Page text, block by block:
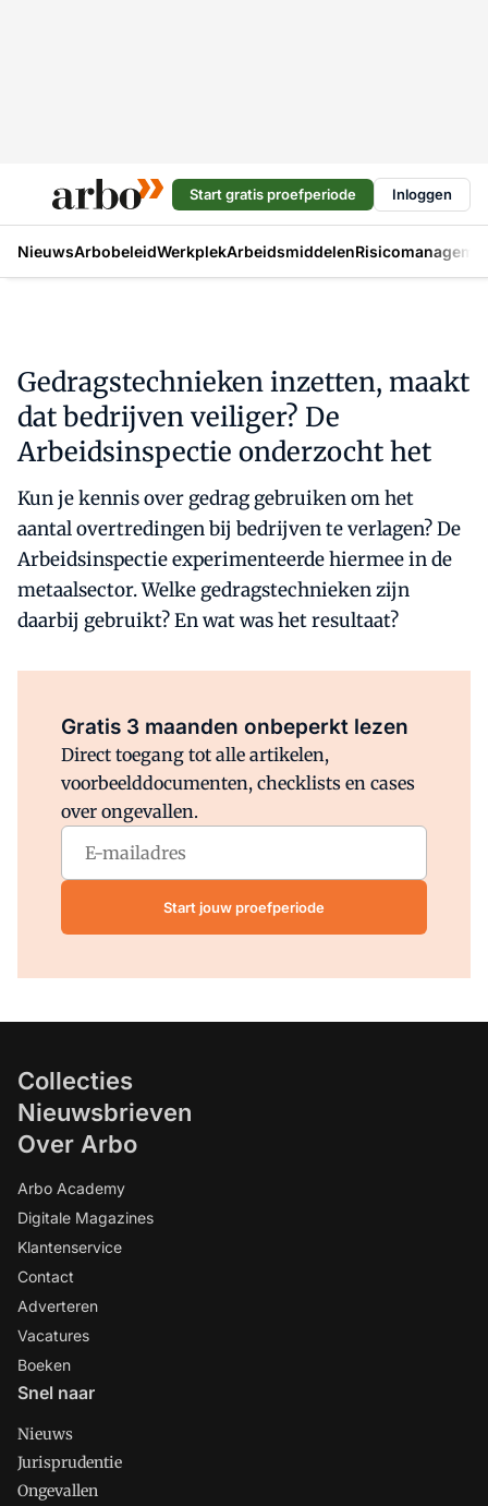
Start gratis proefperiode Inloggen
NieuwsArbobeleidWerkplekArbeidsmiddelen
Gedragstechnieken inzetten, maakt
dat bedrijven veiliger? De
Arbeidsinspectie onderzocht het
Kun je kennis over gedrag gebruiken om het
aantal overtredingen bij bedrijven te verlagen? De
Arbeidsinspectie experimenteerde hiermee in de
metaalsector. Welke gedragstechnieken zijn
daarbij gebruikt? En wat was het resultaat?
Gratis 3 maanden onbeperkt lezen
Direct toegang tot alle artikelen,
voorbeelddocumenten, checklists en cases
over ongevallen.
Start jouw proefperiode
Collecties
Nieuwsbrieven
Over Arbo
Arbo Academy
Digitale Magazines
Klantenservice
Contact
Adverteren
Vacatures
Boeken
Snel naar
Nieuws
Jurisprudentie
Ongevallen